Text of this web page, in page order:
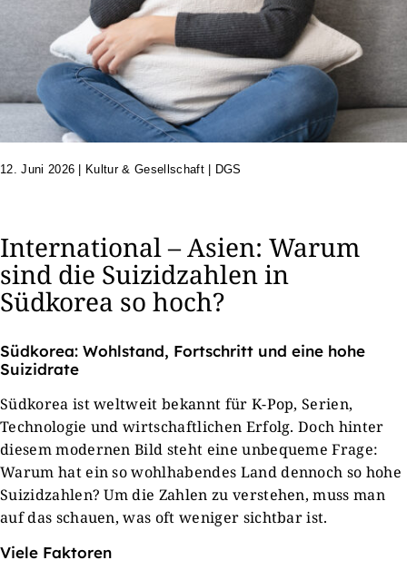
12. Juni 2026 Kultur & Gesellschaft | DGS
International – Asien: Warum
sind die Suizidzahlen in
Südkorea so hoch?
Südkorea: Wohlstand, Fortschritt und eine hohe
Suizidrate
Südkorea ist weltweit bekannt für K-Pop, Serien,
Technologie und wirtschaftlichen Erfolg. Doch hinter
diesem modernen Bild steht eine unbequeme Frage:
Warum hat ein so wohlhabendes Land dennoch so hohe
Suizidzahlen? Um die Zahlen zu verstehen, muss man
auf das schauen, was oft weniger sichtbar ist.
Viele Faktoren